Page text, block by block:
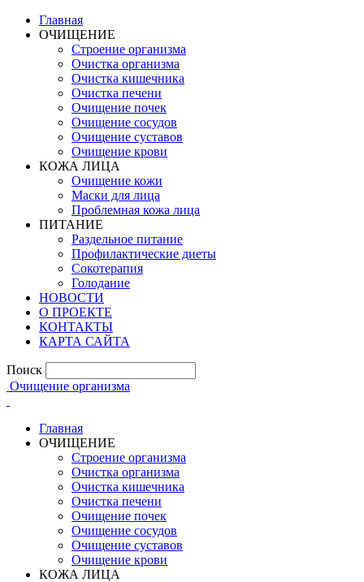
Главная
ОЧИЩЕНИЕ
Строение организма
Очистка организма
Очистка кишечника
Очистка печени
Очищение почек
Очищение сосудов
Очищение суставов
Очищение крови
КОЖА ЛИЦА
Очищение кожи
Маски для лица
Проблемная кожа лица
ПИТАНИЕ
Раздельное питание
Профилактические диеты
Сокотерапия
Голодание
НОВОСТИ
О ПРОЕКТЕ
КОНТАКТЫ
КАРТА САЙТА
Поиск
Очищение организма
Главная
ОЧИЩЕНИЕ
Строение организма
Очистка организма
Очистка кишечника
Очистка печени
Очищение почек
Очищение сосудов
Очищение суставов
Очищение крови
КОЖА ЛИЦА